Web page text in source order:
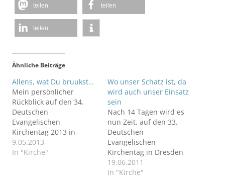
teilen teilen
teilen
Ähnliche Beiträge
Allens, wat Du bruukst…
Mein persönlicher
Rückblick auf den 34.
Deutschen
Evangelischen
Kirchentag 2013 in
Hamburg.
9.05.2013
In "Kirche"
Wo unser Schatz ist, da
wird auch unser Einsatz
sein
Nach 14 Tagen wird es
nun Zeit, auf den 33.
Deutschen
Evangelischen
Kirchentag in Dresden
zurückzuschauen: Schön
war´s, anstrengend war´s
19.06.2011
In "Kirche"